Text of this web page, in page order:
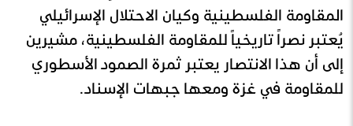
المقاومة الفلسطينية وكيان الاحتلال الإسرائيلي
يُعتبر نصراً تاريخياً للمقاومة الفلسطينية، مشيرين
إلى أن هذا الانتصار يعتبر ثمرة الصمود الأسطوري
للمقاومة في غزة ومعها جبهات الإسناد.